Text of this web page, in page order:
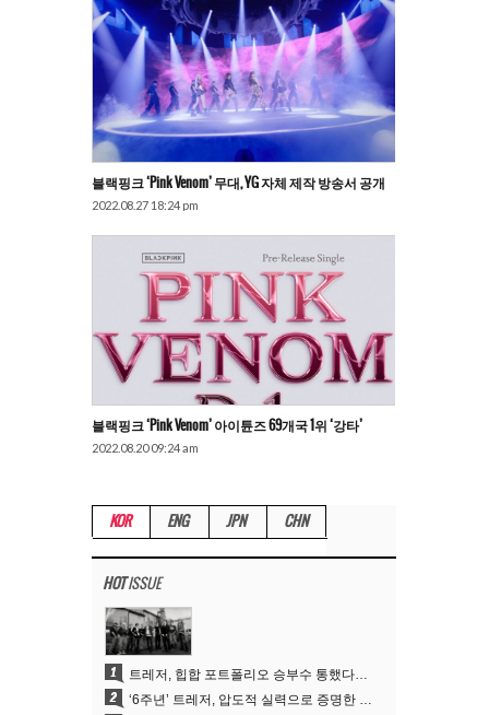
블랙핑크 ‘Pink Venom’ 무대, YG 자체 제작 방송서 공개
2022.08.27 18:24 pm
블랙핑크 ‘Pink Venom’ 아이튠즈 69개국 1위 ‘강타’
2022.08.20 09:24 am
KOR ENG JPN CHN
HOTISSUE
1 트레저, 힙합 포트폴리오 승부수 통했다…데뷔 6주년 새 도약
2 ‘6주년’ 트레저, 압도적 실력으로 증명한 ‘YG의 보물’ 진가